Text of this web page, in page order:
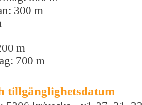
300 m
m
700 m
tillgänglighetsdatum